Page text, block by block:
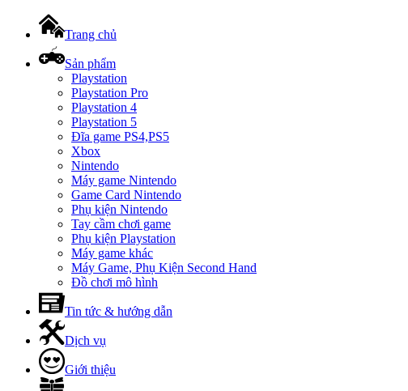
Trang chủ
Sản phẩm
Playstation
Playstation Pro
Playstation 4
Playstation 5
Đĩa game PS4,PS5
Xbox
Nintendo
Máy game Nintendo
Game Card Nintendo
Phụ kiện Nintendo
Tay cầm chơi game
Phụ kiện Playstation
Máy game khác
Máy Game, Phụ Kiện Second Hand
Đồ chơi mô hình
Tin tức & hướng dẫn
Dịch vụ
Giới thiệu